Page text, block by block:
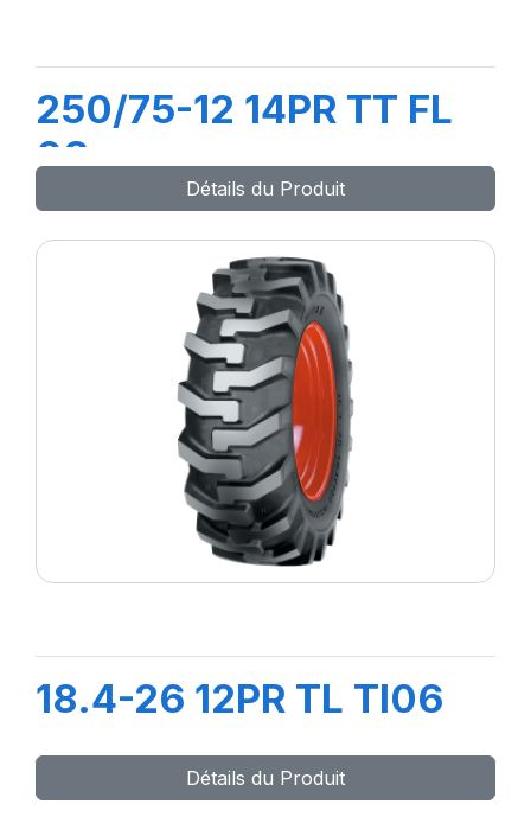
250/75-12 14PR TT FL
08
Détails du Produit
18.4-26 12PR TL TI06
Détails du Produit